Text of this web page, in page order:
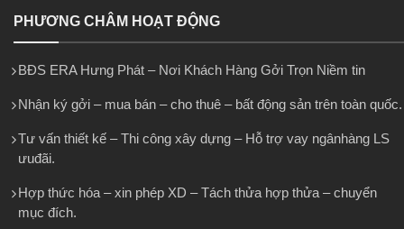
PHƯƠNG CHÂM HOẠT ĐỘNG
BĐS ERA Hưng Phát – Nơi Khách Hàng Gởi Trọn Niềm tin
Nhận ký gởi – mua bán – cho thuê – bất động sản trên toàn quốc.
Tư vấn thiết kế – Thi công xây dựng – Hỗ trợ vay ngânhàng LS
ưuđãi.
Hợp thức hóa – xin phép XD – Tách thửa hợp thửa – chuyển
mục đích.